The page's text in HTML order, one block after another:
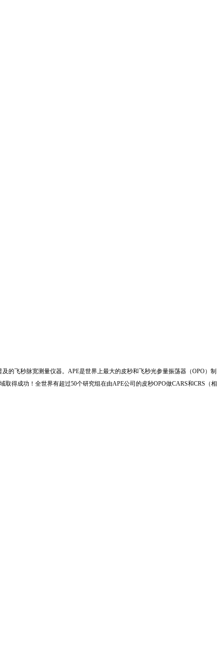
飞秒脉宽测量仪器。APE是世界上最大的皮秒和飞秒光参量振荡器（OPO）制
得成功！全世界有超过50个研究组在由APE公司的皮秒OPO做CARS和CRS（相